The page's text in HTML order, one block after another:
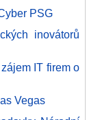
PSG
inovátorů
IT firem o
Vegas